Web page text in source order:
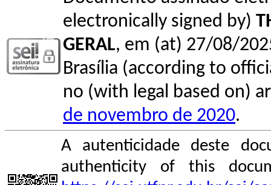
electronically signed by)
GERAL, em (at) 27/08/
Brasília (according to
no (with legal based on)
de novembro de 2020.
A autenticidade deste
authenticity of this